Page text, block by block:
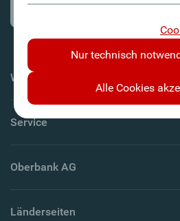
Nur technisch
Alle Cookies
Wichtige Informationen
Service
Oberbank AG
Länderseiten